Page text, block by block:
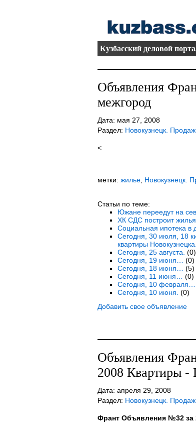
Кузбасский деловой
Объявления
межгород
Дата: мая 27, 2008
Раздел: Новокузнецк.
<
метки: жилье, Новокузнецк.
Статьи по теме:
Южане переедут на
ХК СДС построит
Социальная ипотека в
Сегодня, 30 июля, 18
квартиры Новокузнецка.
Сегодня, 25 августа. (0)
Сегодня, 19 июня…
(0)
Сегодня, 18 июня…
(5)
Сегодня, 11 июня…
(0)
Сегодня, 10 февраля…
Сегодня, 10 июня. (0)
Добавить свое объявление
Объявления
2008 Квартиры -
Дата: апреля 29, 2008
Раздел: Новокузнецк.
Франт Объявления №32 за